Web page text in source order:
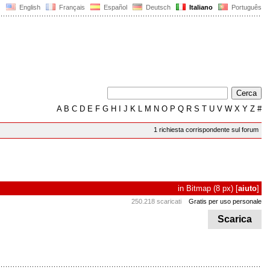
English Français Español Deutsch Italiano Português
AB C D E F G H J K L M N O P Q R S T U V W X Y Z #
1 richiesta corrispondente sul forum
in Bitmap (8 px) [aiuto]
250.218 scaricati Gratis per uso personale
Scarica